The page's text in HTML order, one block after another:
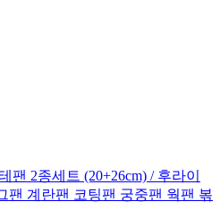
팬 2종세트 (20+26cm) / 후라이
팬 계란팬 코팅팬 궁중팬 웍팬 볶